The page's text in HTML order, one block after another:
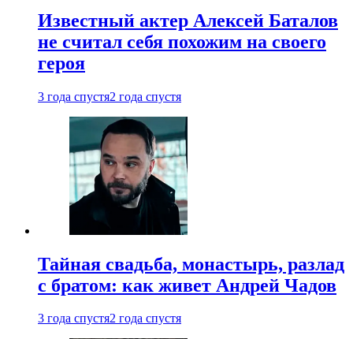
Известный актер Алексей Баталов
не считал себя похожим на своего
героя
3 года спустя2 года спустя
Тайная свадьба, монастырь, разлад
с братом: как живет Андрей Чадов
3 года спустя2 года спустя